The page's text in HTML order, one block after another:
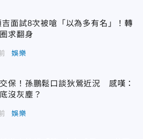
吉面試8次被嗆「以為多有名」！轉
求翻身
娛樂
保！孫鵬鬆口談狄鶯近況 感嘆：
沒灰塵？
娛樂